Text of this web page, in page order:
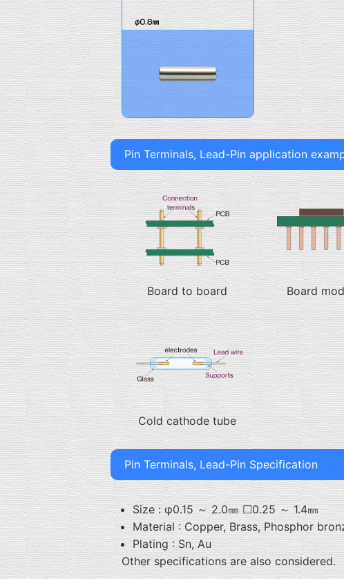
Pin Terminals, Lead-Pin application
Board to board Board
Cold cathode tube
Pin Terminals, Lead-Pin Specification
Size : φ0.15 ～ 2.0㎜ ☐0.25 ～ 1.4㎜
Material : Copper, Brass, Phosphor
Plating : Sn, Au
Other specifications are also considered.